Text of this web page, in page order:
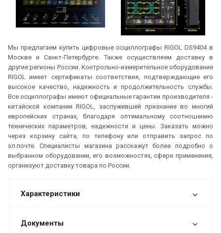
Мы предлагаем купить цифровые осциллографы RIGOL DS9404 в
Москве и Санкт-Петербурге. Также осуществляем доставку в
другие регионы России. Контрольно-измерительное оборудование
RIGOL имеет сертификаты соответствия, подтверждающие его
высокое качество, надежность и продолжительность службы.
Все осциллографы имеют официальные гарантии производителя -
китайской компании RIGOL, заслужившей признание во многий
европейских странах, благодаря оптимальному соотношению
технических параметров, надежности и цены. Заказать можно
через корзину сайта, по телефону или отправить запрос по
эл.почте. Специалисты магазина расскажут более подробно о
выбранном оборудовании, его возможностях, сфере применения,
организуют доставку товара по России.
Характеристики
Документы